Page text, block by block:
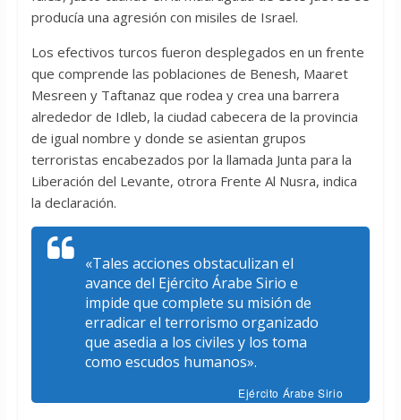
producía una agresión con misiles de Israel.
Los efectivos turcos fueron desplegados en un frente
que comprende las poblaciones de Benesh, Maaret
Mesreen y Taftanaz que rodea y crea una barrera
alrededor de Idleb, la ciudad cabecera de la provincia
de igual nombre y donde se asientan grupos
terroristas encabezados por la llamada Junta para la
Liberación del Levante, otrora Frente Al Nusra, indica
la declaración.
«Tales acciones obstaculizan el
avance del Ejército Árabe Sirio e
impide que complete su misión de
erradicar el terrorismo organizado
que asedia a los civiles y los toma
como escudos humanos».
Ejército Árabe Sirio